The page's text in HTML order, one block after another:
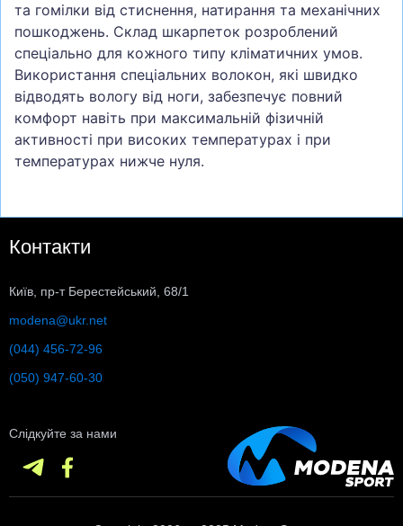
та гомілки від стиснення, натирання та механічних
пошкоджень. Склад шкарпеток розроблений
спеціально для кожного типу кліматичних умов.
Використання спеціальних волокон, які швидко
відводять вологу від ноги, забезпечує повний
комфорт навіть при максимальній фізичній
активності при високих температурах і при
температурах нижче нуля.
Контакти
Київ, пр-т Берестейський, 68/1
modena@ukr.net
(044) 456-72-96
(050) 947-60-30
Слідкуйте за нами